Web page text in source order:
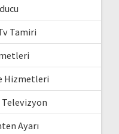
Tamiri
Hizmetleri
Televizyon
Ayarı